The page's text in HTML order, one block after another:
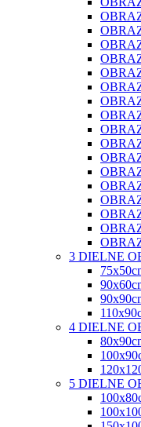
3 DIELNE
4 DIELNE
5 DIELNE